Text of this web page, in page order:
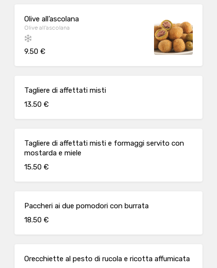
Olive all’ascolana
Olive all’ascolana
9.50 €
Tagliere di affettati misti
13.50 €
Tagliere di affettati misti e formaggi servito con
mostarda e miele
15.50 €
Paccheri ai due pomodori con burrata
18.50 €
Orecchiette al pesto di rucola e ricotta affumicata